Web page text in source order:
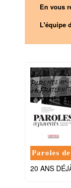
En vous
L'équipe
Paroles
20 ANS